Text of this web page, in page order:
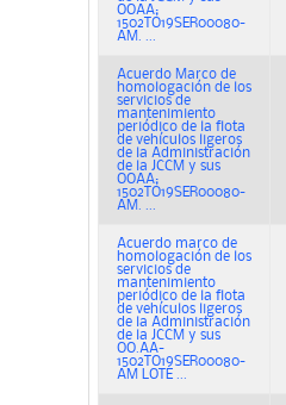
OOAA;
1502TO19SER00080-
AM. ...
Acuerdo Marco de
homologación de los
servicios de
mantenimiento
periódico de la flota
de vehículos ligeros
de la Administración
de la JCCM y sus
OOAA;
1502TO19SER00080-
AM. ...
Acuerdo marco de
homologación de los
servicios de
mantenimiento
periódico de la flota
de vehículos ligeros
de la Administración
de la JCCM y sus
OO.AA-
1502TO19SER00080-
AM LOTE ...